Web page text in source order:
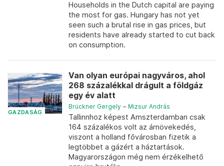
Households in the Dutch capital are paying
the most for gas. Hungary has not yet
seen such a brutal rise in gas prices, but
residents have already started to cut back
on consumption.
GAZDASÁG
Van olyan európai nagyváros, ahol
268 százalékkal drágult a földgáz
egy év alatt
Brückner Gergely – Mizsur András
Tallinnhoz képest Amszterdamban csak
164 százalékos volt az árnövekedés,
viszont a holland fővárosban fizetik a
legtöbbet a gázért a háztartások.
Magyarországon még nem érzékelhető